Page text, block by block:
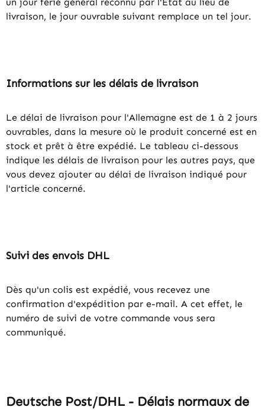
livraison, le jour ouvrable suivant remplace un tel jour.
Informations sur les délais de livraison
Le délai de livraison pour l'Allemagne est de 1 à 2 jours
ouvrables, dans la mesure où le produit concerné est en
stock et prêt à être expédié. Le tableau ci-dessous
indique les délais de livraison pour les autres pays, que
vous devez ajouter au délai de livraison indiqué pour
l'article concerné.
Suivi des envois DHL
Dès qu'un colis est expédié, vous recevez une
confirmation d'expédition par e-mail. A cet effet, le
numéro de suivi de votre commande vous sera
communiqué.
Deutsche Post/DHL - Délais normaux de